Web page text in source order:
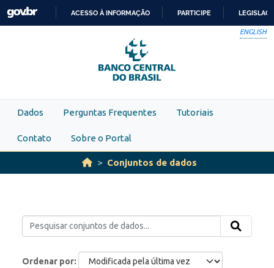
Skip to main content
PARA
O
CONTEÚDO
ACESSO À INFORMAÇÃO PARTICIPE
ENGLISH
Dados Perguntas Frequentes Tutoriais
Contato Sobre o Portal
Conjuntos de dados
Ordenar por